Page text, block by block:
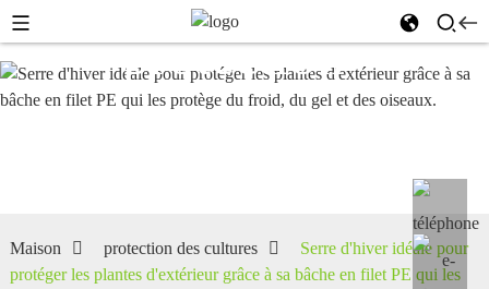
protection
Maison protection des cultures
Serre d'hiver idéale pour
protéger les plantes d'extérieur grâce à sa bâche en filet PE qui les